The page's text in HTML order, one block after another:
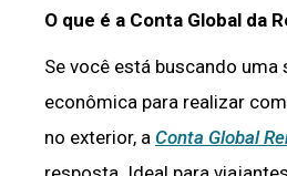
O que é a Conta Global da
Se você está buscando uma
econômica para realizar
no exterior, a Conta Global